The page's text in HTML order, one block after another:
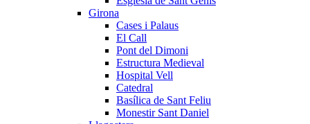
Girona
Cases i Palaus
El Call
Pont del Dimoni
Estructura Medieval
Hospital Vell
Catedral
Basílica de Sant Feliu
Monestir Sant Daniel